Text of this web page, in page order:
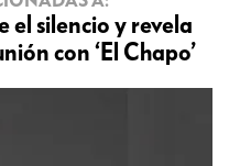
el silencio y revela
con ‘El Chapo’